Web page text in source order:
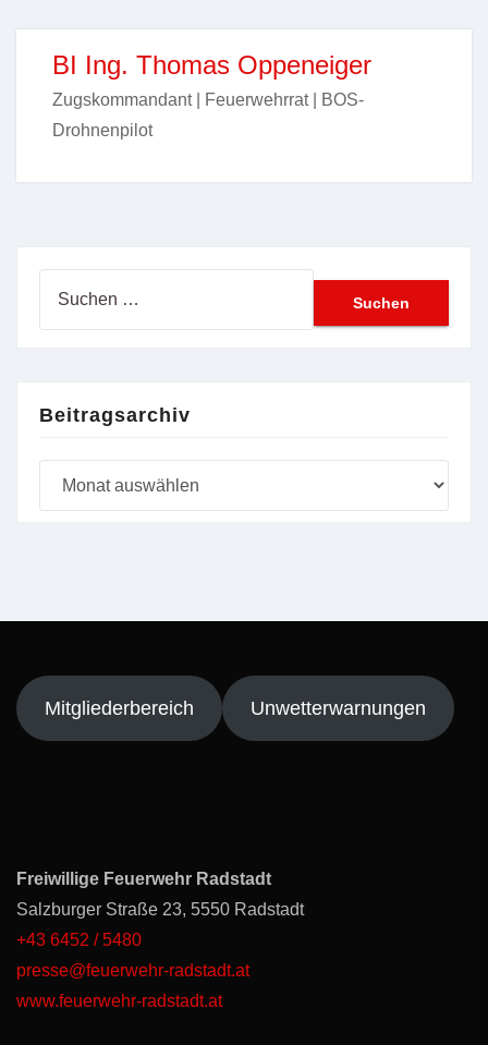
BI Ing. Thomas Oppeneiger
Zugskommandant | Feuerwehrrat | BOS-
Drohnenpilot
Beitragsarchiv
Mitgliederbereich Unwetterwarnungen
Freiwillige Feuerwehr Radstadt
Salzburger Straße 23, 5550 Radstadt
+43 6452 / 5480
presse@feuerwehr-radstadt.at
www.feuerwehr-radstadt.at